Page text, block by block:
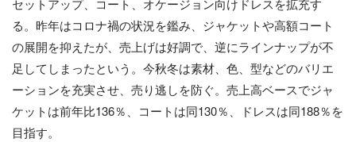
セットアップ、コート、オケージョン向けドレスを拡充す
る。昨年はコロナ禍の状況を鑑み、ジャケットや高額コート
の展開を抑えたが、売上げは好調で、逆にラインナップが不
足してしまったという。今秋冬は素材、色、型などのバリエ
ーションを充実させ、売り逃しを防ぐ。売上高ベースでジャ
ケットは前年比136％、コートは同130％、ドレスは同188％を
目指す。